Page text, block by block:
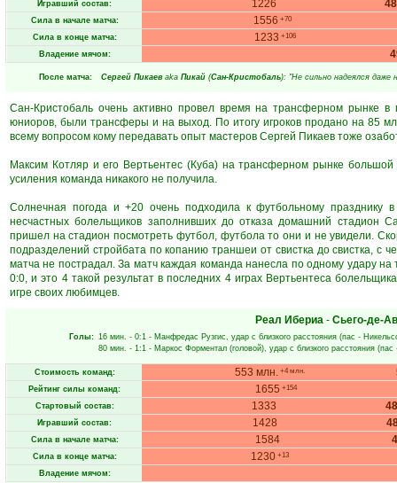
Игравший состав: 1226
Сила в начале матча: 1556 +70
Сила в конце матча: 1233 +106
Владение мячом:
После матча: Сергей Пикаев aka Пикай (Сан-Кристобаль): "Не сильно надеялся даже
Сан-Кристобаль очень активно провел время на трансферном рынке
юниоров, были трансферы и на выход. По итогу игроков продано на 85
всему вопросом кому передавать опыт мастеров Сергей Пикаев тоже
Максим Котляр и его Вертьентес (Куба) на трансферном рынке
усиления команда никакого не получила.
Солнечная погода и +20 очень подходила к футбольному празднику
несчастных болельщиков заполнивших до отказа домашний стадион
пришел на стадион посмотреть футбол, футбола то они и не увидели.
подразделений стройбата по копанию траншеи от свистка до свистка, с
матча не пострадал. За матч каждая команда нанесла по одному удару
0:0, и это 4 такой результат в последних 4 играх Вертьентеса
игре своих любимцев.
Реал Ибериа- Сьего-де-
Голы: 16 мин. - 0:1 - Манфредас Рузгис, удар с близкого расстояния (пас -
80 мин. - 1:1 - Маркос Форментал (головой), удар с близкого расстояния
Стоимость команд: 553 млн. +4 млн.
Рейтинг силы команд: 1655 +154
Стартовый состав: 1333
Игравший состав: 1428
Сила в начале матча: 1584
Сила в конце матча: 1230 +13
Владение мячом: